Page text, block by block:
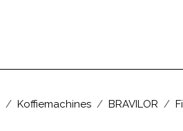
Koffiemachines BRAVILOR